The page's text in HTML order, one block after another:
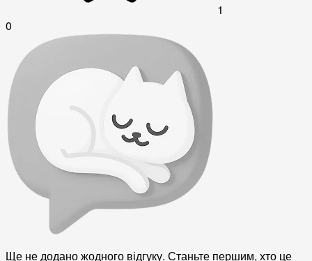
1
0
Ще не додано жодного відгуку. Станьте першим, хто це